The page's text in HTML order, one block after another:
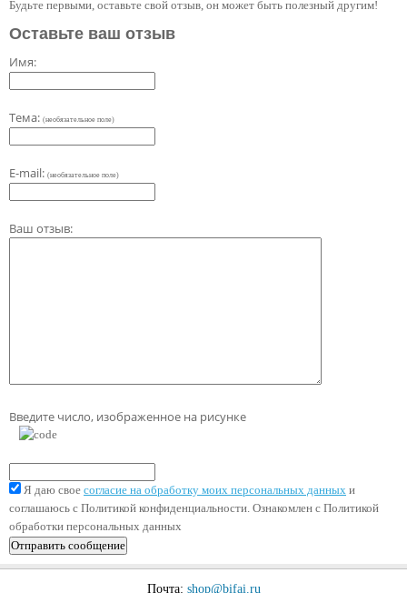
Будьте первыми, оставьте свой отзыв, он может быть полезный другим!
Оставьте ваш отзыв
Имя:
Тема: (необязательное поле)
E-mail: (необязательное поле)
Ваш отзыв:
Введите число, изображенное на рисунке
Я даю свое согласие на обработку моих персональных данных и
соглашаюсь с Политикой конфиденциальности. Ознакомлен с Политикой
обработки персональных данных
Почта: shop@bifai.ru